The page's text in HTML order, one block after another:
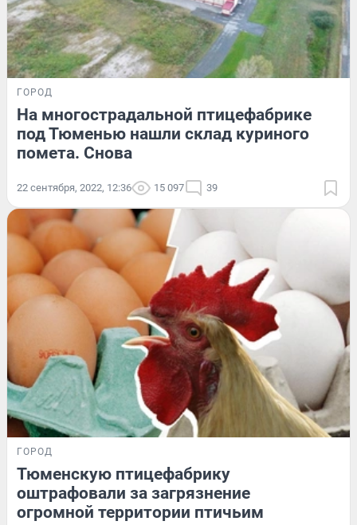
ГОРОД
На многострадальной птицефабрике
под Тюменью нашли склад куриного
помета. Снова
22 сентября, 2022, 12:36 15 097 39
ГОРОД
Тюменскую птицефабрику
оштрафовали за загрязнение
огромной территории птичьим